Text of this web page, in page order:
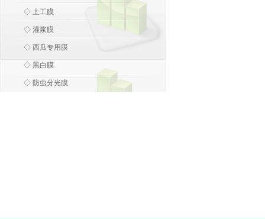
◇ 土工膜
◇ 灌浆膜
◇ 西瓜专用膜
◇ 黑白膜
◇ 防虫分光膜